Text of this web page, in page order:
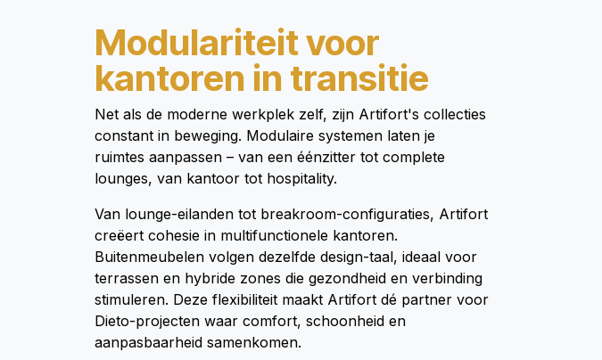
Modulariteit voor
kantoren in transitie
Net als de moderne werkplek zelf, zijn Artifort's collecties
constant in beweging. Modulaire systemen laten je
ruimtes aanpassen – van een éénzitter tot complete
lounges, van kantoor tot hospitality.
Van lounge-eilanden tot breakroom-configuraties, Artifort
creëert cohesie in multifunctionele kantoren.
Buitenmeubelen volgen dezelfde design-taal, ideaal voor
terrassen en hybride zones die gezondheid en verbinding
stimuleren. Deze flexibiliteit maakt Artifort dé partner voor
Dieto-projecten waar comfort, schoonheid en
aanpasbaarheid samenkomen.